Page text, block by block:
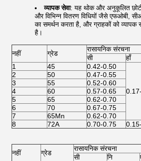
व्यापक सेवा: यह थोक और अनुकूलित
और विभिन्न वितरण विधियों जैसे एफओबी,
का समर्थन करता है, और ग्राहकों को व्यापक
है।
नहीं ग्रेड
रासायनिक संरचना
सी
हाँ
1
45 0.42-0.50
2 50
0.47-0.55
3
55
0.52-0.60
4
60
0.57-0.65
5
65
0.62-0.70
6
70
0.67-0.75
7
65Mn 0.62-0.70
8
72A 0.70-0.75
नहीं ग्रेड
रासायनिक संरचना
सी
नि